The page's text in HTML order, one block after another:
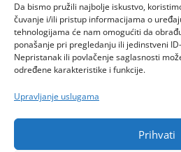
Da bismo pružili najbolje iskustvo,
čuvanje i/ili pristup informacijama o
tehnologijama će nam omogućiti da
ponašanje pri pregledanju ili jedinstveni
Nepristanak ili povlačenje saglasnosti
određene karakteristike i funkcije.
Upravljanje uslugama
Prihvati